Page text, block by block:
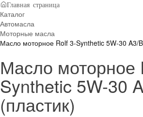
Главная страница
Каталог
Автомасла
Моторные масла
Масло моторное Rolf 3-Synthetic 5W-30 A3/
Масло моторное
Synthetic 5W-30
(пластик)